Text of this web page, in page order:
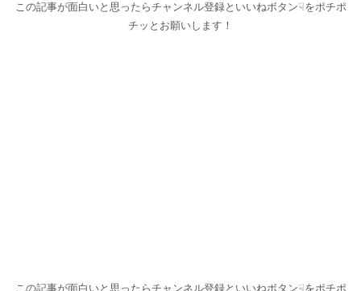
One Will Remain】【LOVEBITES We The
United】【LOVEBITES Nameless Warrior】
【James Last Vibrations】
この記事が面白いと思ったらチャンネル登録といいねボタン☟をポチポ
チッとお願いします！
この記事が面白いと思ったらチャンネル登録といいねボタン☟をポチポ